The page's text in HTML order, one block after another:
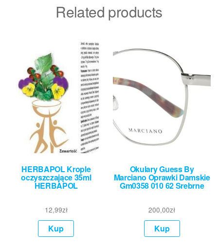
Related products
HERBAPOL Krople
oczyszczające 35ml
HERBAPOL
12,99zł
Kup
Okulary Guess By
Marciano Oprawki Damskie
Gm0358 010 62 Srebrne
200,00zł
Kup